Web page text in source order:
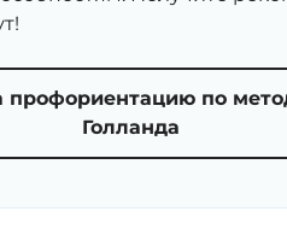
профориентацию по
Голланда